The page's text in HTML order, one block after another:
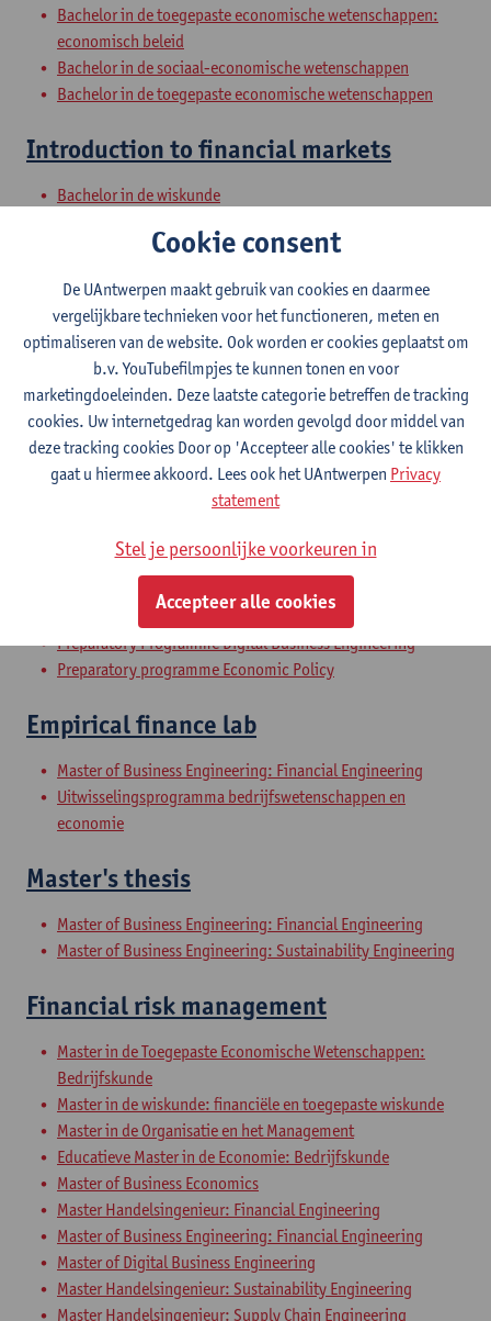
Bachelor in de toegepaste economische wetenschappen:
economisch beleid
Bachelor in de sociaal-economische wetenschappen
Bachelor in de toegepaste economische wetenschappen
Introduction to financial markets
Bachelor in de wiskunde
Bachelor handelsingenieur in de beleidsinformatica
Honoursaanbod voor leerlingen secundair onderwijs
Schakelprogramma organisatie en management
Uitwisselingsprogramma bedrijfswetenschappen en
economie
Voorbereidingsprogramma toegepaste economische
wetenschappen: bedrijfskunde
Voorbereidingsprogramma toegepaste economische
wetenschappen: economisch beleid
Voorbereidingsprogramma handelsingenieur
Schakelprogramma maritiem en logistiek management
Preparatory Programme Business Economics
Preparatory Programme Business Engineering: Financial
Preparatory Programme Digital Business Engineering
Preparatory programme Economic Policy
Empirical finance lab
Master of Business Engineering: Financial Engineering
Uitwisselingsprogramma bedrijfswetenschappen en
economie
Master's thesis
Master of Business Engineering: Financial Engineering
Master of Business Engineering: Sustainability Engineering
Financial risk management
Master in de Toegepaste Economische Wetenschappen:
Bedrijfskunde
Master in de wiskunde: financiële en toegepaste wiskunde
Master in de Organisatie en het Management
Educatieve Master in de Economie: Bedrijfskunde
Master of Business Economics
Master Handelsingenieur: Financial Engineering
Master of Business Engineering: Financial Engineering
Master of Digital Business Engineering
Master Handelsingenieur: Sustainability Engineering
Master Handelsingenieur: Supply Chain Engineering
Cookie consent
De UAntwerpen maakt gebruik van cookies en daarmee
vergelijkbare technieken voor het functioneren, meten en
optimaliseren van de website. Ook worden er cookies geplaatst om
b.v. YouTubefilmpjes te kunnen tonen en voor
marketingdoeleinden. Deze laatste categorie betreffen de tracking
cookies. Uw internetgedrag kan worden gevolgd door middel van
deze tracking cookies Door op 'Accepteer alle cookies' te klikken
gaat u hiermee akkoord. Lees ook het UAntwerpen Privacy
statement
Stel je persoonlijke voorkeuren in
Accepteer alle cookies